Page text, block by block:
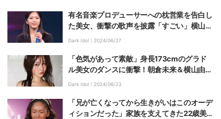
有名音楽プロデューサーへの枕営業を告白し
た美女、衝撃の歌声を披露「すごい」横山由
依も絶賛
Dark Idol｜ 2024/06/27
「色気があって素敵」身長173cmのグラド
ル美女のダンスに衝撃！朝倉未来＆横山由依
も太鼓判
Dark Idol｜ 2024/06/23
「兄が亡くなってから生きがいはこのオーデ
ィションだった」家族を支えてきた22歳美人